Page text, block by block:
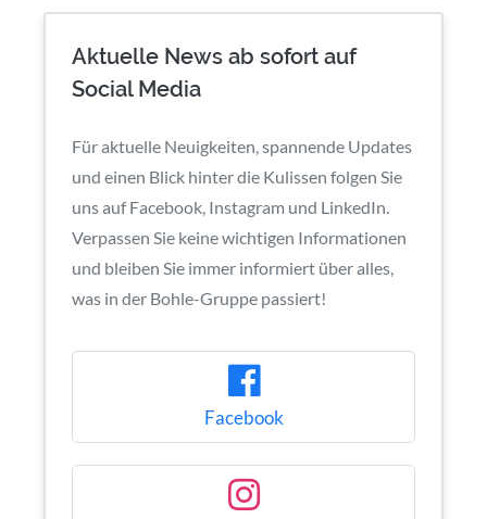
Aktuelle News ab sofort auf
Social Media
Für aktuelle Neuigkeiten, spannende Updates
und einen Blick hinter die Kulissen folgen Sie
uns auf Facebook, Instagram und LinkedIn.
Verpassen Sie keine wichtigen Informationen
und bleiben Sie immer informiert über alles,
was in der Bohle-Gruppe passiert!
Facebook